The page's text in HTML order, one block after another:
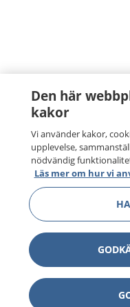
Den här
kakor
Vi använder kakor,
upplevelse,
nödvändig
Läs mer om hur vi